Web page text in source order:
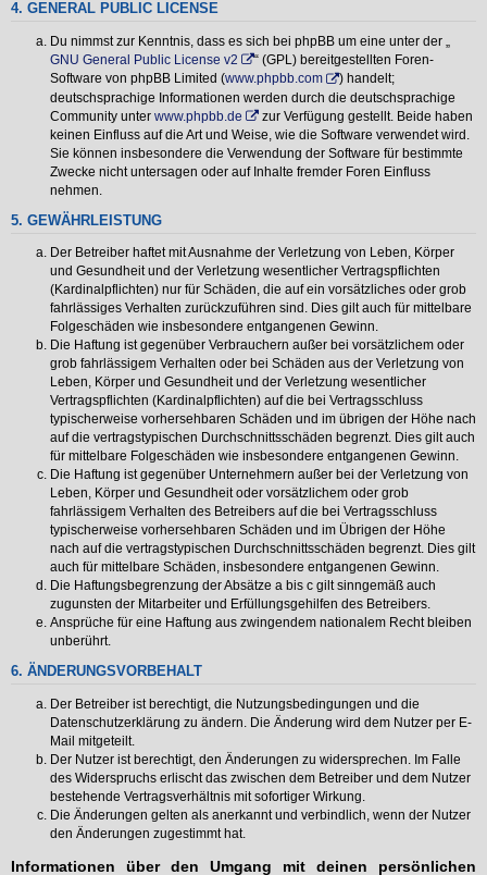
4. GENERAL PUBLIC LICENSE
Du nimmst zur Kenntnis, dass es sich bei phpBB um eine unter der „
GNU General Public License v2
“ (GPL) bereitgestellten Foren-
Software von phpBB Limited (www.phpbb.com
) handelt;
deutschsprachige Informationen werden durch die deutschsprachige
Community unter www.phpbb.de
zur Verfügung gestellt. Beide haben
keinen Einfluss auf die Art und Weise, wie die Software verwendet wird.
Sie können insbesondere die Verwendung der Software für bestimmte
Zwecke nicht untersagen oder auf Inhalte fremder Foren Einfluss
nehmen.
5. GEWÄHRLEISTUNG
Der Betreiber haftet mit Ausnahme der Verletzung von Leben, Körper
und Gesundheit und der Verletzung wesentlicher Vertragspflichten
(Kardinalpflichten) nur für Schäden, die auf ein vorsätzliches oder grob
fahrlässiges Verhalten zurückzuführen sind. Dies gilt auch für mittelbare
Folgeschäden wie insbesondere entgangenen Gewinn.
Die Haftung ist gegenüber Verbrauchern außer bei vorsätzlichem oder
grob fahrlässigem Verhalten oder bei Schäden aus der Verletzung von
Leben, Körper und Gesundheit und der Verletzung wesentlicher
Vertragspflichten (Kardinalpflichten) auf die bei Vertragsschluss
typischerweise vorhersehbaren Schäden und im übrigen der Höhe nach
auf die vertragstypischen Durchschnittsschäden begrenzt. Dies gilt auch
für mittelbare Folgeschäden wie insbesondere entgangenen Gewinn.
Die Haftung ist gegenüber Unternehmern außer bei der Verletzung von
Leben, Körper und Gesundheit oder vorsätzlichem oder grob
fahrlässigem Verhalten des Betreibers auf die bei Vertragsschluss
typischerweise vorhersehbaren Schäden und im Übrigen der Höhe
nach auf die vertragstypischen Durchschnittsschäden begrenzt. Dies gilt
auch für mittelbare Schäden, insbesondere entgangenen Gewinn.
Die Haftungsbegrenzung der Absätze a bis c gilt sinngemäß auch
zugunsten der Mitarbeiter und Erfüllungsgehilfen des Betreibers.
Ansprüche für eine Haftung aus zwingendem nationalem Recht bleiben
unberührt.
6. ÄNDERUNGSVORBEHALT
Der Betreiber ist berechtigt, die Nutzungsbedingungen und die
Datenschutzerklärung zu ändern. Die Änderung wird dem Nutzer per E-
Mail mitgeteilt.
Der Nutzer ist berechtigt, den Änderungen zu widersprechen. Im Falle
des Widerspruchs erlischt das zwischen dem Betreiber und dem Nutzer
bestehende Vertragsverhältnis mit sofortiger Wirkung.
Die Änderungen gelten als anerkannt und verbindlich, wenn der Nutzer
den Änderungen zugestimmt hat.
Informationen über den Umgang mit deinen persönlichen